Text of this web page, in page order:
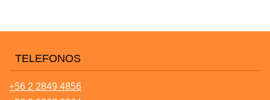
TELEFONOS
+56 2 2849 4856